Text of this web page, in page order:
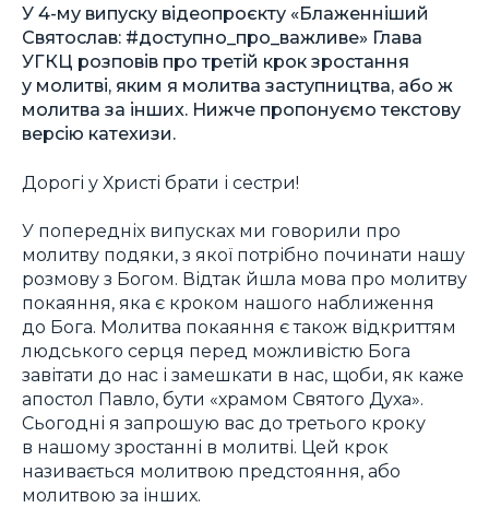
У 4-му випуску відеопроєкту «Блаженніший
Святослав: #доступно_про_важливе» Глава
УГКЦ розповів про третій крок зростання
у молитві, яким я молитва заступництва, або ж
молитва за інших. Нижче пропонуємо текстову
версію катехизи.
Дорогі у Христі брати і сестри!
У попередніх випусках ми говорили про
молитву подяки, з якої потрібно починати нашу
розмову з Богом. Відтак йшла мова про молитву
покаяння, яка є кроком нашого наближення
до Бога. Молитва покаяння є також відкриттям
людського серця перед можливістю Бога
завітати до нас і замешкати в нас, щоби, як каже
апостол Павло, бути «храмом Святого Духа».
Сьогодні я запрошую вас до третього кроку
в нашому зростанні в молитві. Цей крок
називається молитвою предстояння, або
молитвою за інших.